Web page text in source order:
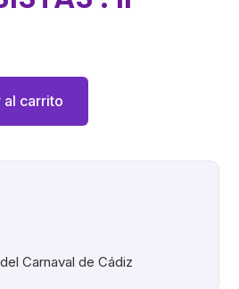
al carrito
Carnaval de Cádiz